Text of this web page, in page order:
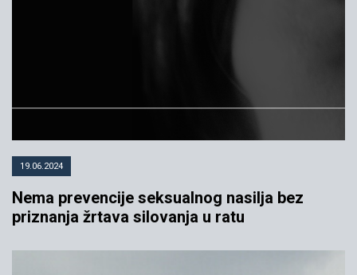
19.06.2024
Nema prevencije seksualnog nasilja bez
priznanja žrtava silovanja u ratu